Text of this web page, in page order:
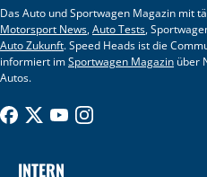
Das Auto und Sportwagen Magazin mit
Motorsport News,Auto Tests,
Auto Zukunft. Speed Heads ist die
informiert imSportwagen Magazin über
Autos.
INTERN